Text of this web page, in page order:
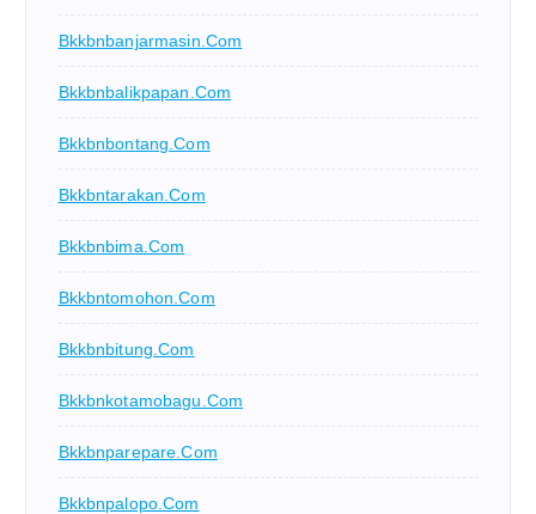
Bkkbnbanjarmasin.com
Bkkbnbalikpapan.com
Bkkbnbontang.com
Bkkbntarakan.com
Bkkbnbima.com
Bkkbntomohon.com
Bkkbnbitung.com
Bkkbnkotamobagu.com
Bkkbnparepare.com
Bkkbnpalopo.com